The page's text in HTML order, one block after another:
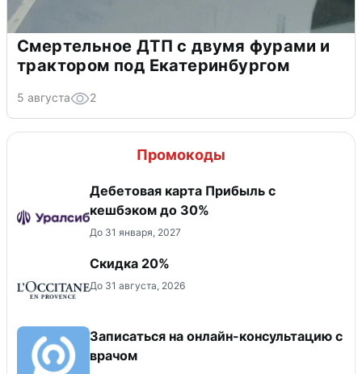
Смертельное ДТП с двумя фурами и
трактором под Екатеринбургом
5 августа 2
Промокоды
Дебетовая карта Прибыль с
кешбэком до 30%
До 31 января, 2027
Скидка 20%
До 31 августа, 2026
Записаться на онлайн-консультацию с
врачом